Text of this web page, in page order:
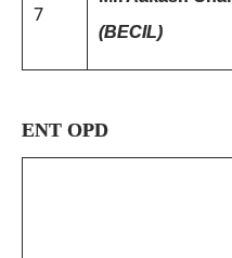
7
(BECIL)
ENT OPD